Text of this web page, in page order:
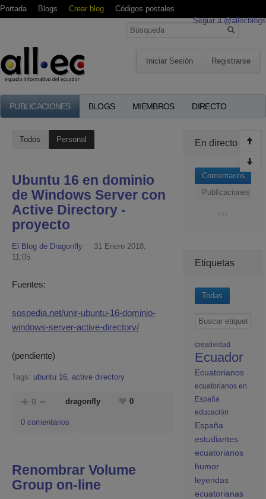
Portada Blogs Crear blog
Códigos postales
Seguir a @allecblogs
Iniciar Sesión Registrarse
PUBLICACIONES BLOGS MIEMBROS DIRECTO
Todos Personal
Ubuntu 16 en dominio
de Windows Server con
Active Directory -
proyecto
El Blog de Dragonfly
31 Enero 2018,
11:05
Fuentes:
sospedia.net/unir-ubuntu-16-dominio-
windows-server-active-directory/
(pendiente)
Tags: ubuntu 16, active directory
0 dragonfly 0
0 comentarios
Renombrar Volume
Group on-line
En directo
Comentarios
Publicaciones
Etiquetas
Todas
creatividad
Ecuador
Ecuatorianos
ecuatorianos en
España
educación
España
estudiantes
ecuatorianos
humor
leyendas
ecuatorianas